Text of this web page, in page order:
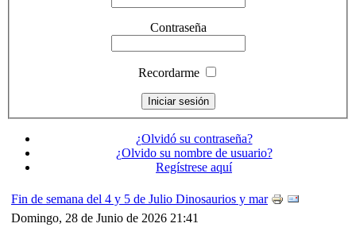
Contraseña
Recordarme
¿Olvidó su contraseña?
¿Olvido su nombre de usuario?
Regístrese aquí
Fin de semana del 4 y 5 de Julio Dinosaurios y mar
Domingo, 28 de Junio de 2026 21:41